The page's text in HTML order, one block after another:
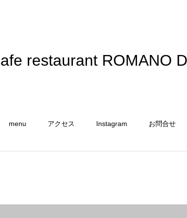
restaurant ROMANO
menu アクセス Instagram お問合せ